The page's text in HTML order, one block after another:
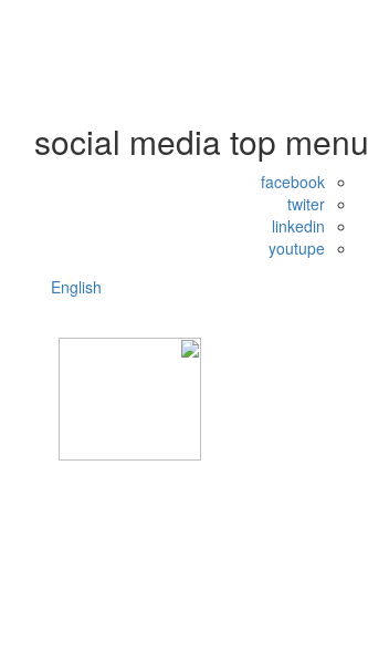
social media top menu
facebook
twiter
linkedin
youtupe
English